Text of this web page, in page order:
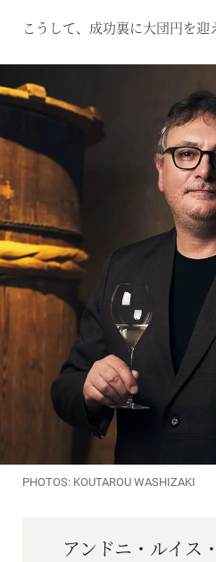
こうして、成功裏に大団円を迎
PHOTOS: KOUTAROU WASHIZAKI
アンドニ・ルイス